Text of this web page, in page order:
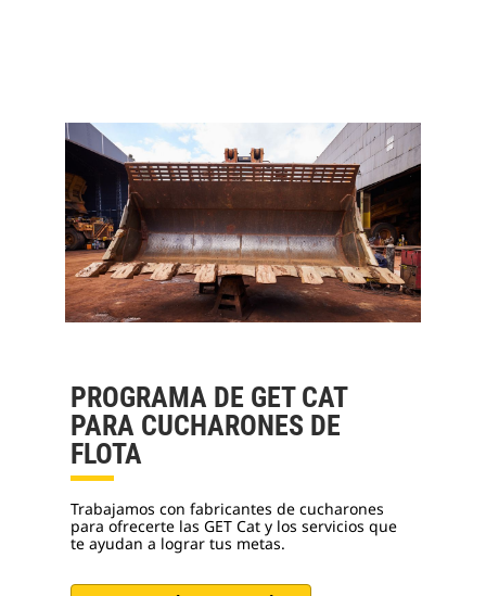
PROGRAMA DE GET CAT
PARA CUCHARONES DE
FLOTA
Trabajamos con fabricantes de cucharones
para ofrecerte las GET Cat y los servicios que
te ayudan a lograr tus metas.